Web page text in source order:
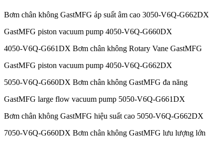
Bơm chân không GastMFG áp suất âm cao 3050-V6Q-G662DX
GastMFG piston vacuum pump 4050-V6Q-G660DX
4050-V6Q-G661DX Bơm chân không Rotary Vane GastMFG
GastMFG piston vacuum pump 4050-V6Q-G662DX
5050-V6Q-G660DX Bơm chân không GastMFG đa năng
GastMFG large flow vacuum pump 5050-V6Q-G661DX
Bơm chân không GastMFG hiệu suất cao 5050-V6Q-G662DX
7050-V6Q-G660DX Bơm chân không GastMFG lưu lượng lớn